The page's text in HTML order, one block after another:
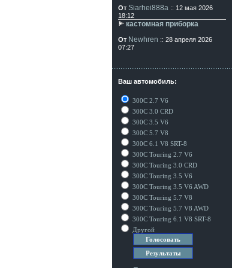
От Siarhei888a :: 12 мая 2026
18:12
кастомная приборка
От Newhren :: 28 апреля 2026
07:27
Ваш автомобиль:
300C 2.7 V6
300C 3.0 CRD
300C 3.5 V6
300C 5.7 V8
300C 6.1 V8 SRT-8
300C Touring 2.7 V6
300C Touring 3.0 CRD
300C Touring 3.5 V6
300C Touring 3.5 V6 AWD
300C Touring 5.7 V8
300C Touring 5.7 V8 AWD
300C Touring 6.1 V8 SRT-8
Другой